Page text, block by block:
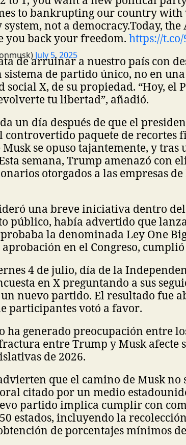
to bankrupting our country with
not a democracy.Today,
you back your freedom. https://
July 5, 2025
de arruinar a nuestro país con
de partido único, no en
social X, de su propiedad. “Hoy, el
tu libertad”, añadió.
un día después de que el
paquete de recortes
se opuso tajantemente, y tras
semana, Trump amenazó con
otorgados a las empresas de
una breve iniciativa dentro
público, había advertido que
la denominada Ley One
aprobación en el Congreso,
4 de julio, día de la
en X preguntando a sus
nuevo partido. El resultado fue
participantes votó a favor.
ha generado preocupación entre
entre Trump y Musk afecte
de 2026.
que el camino de Musk
citado por un medio
partido implica cumplir con
estados, incluyendo la
de porcentajes mínimos